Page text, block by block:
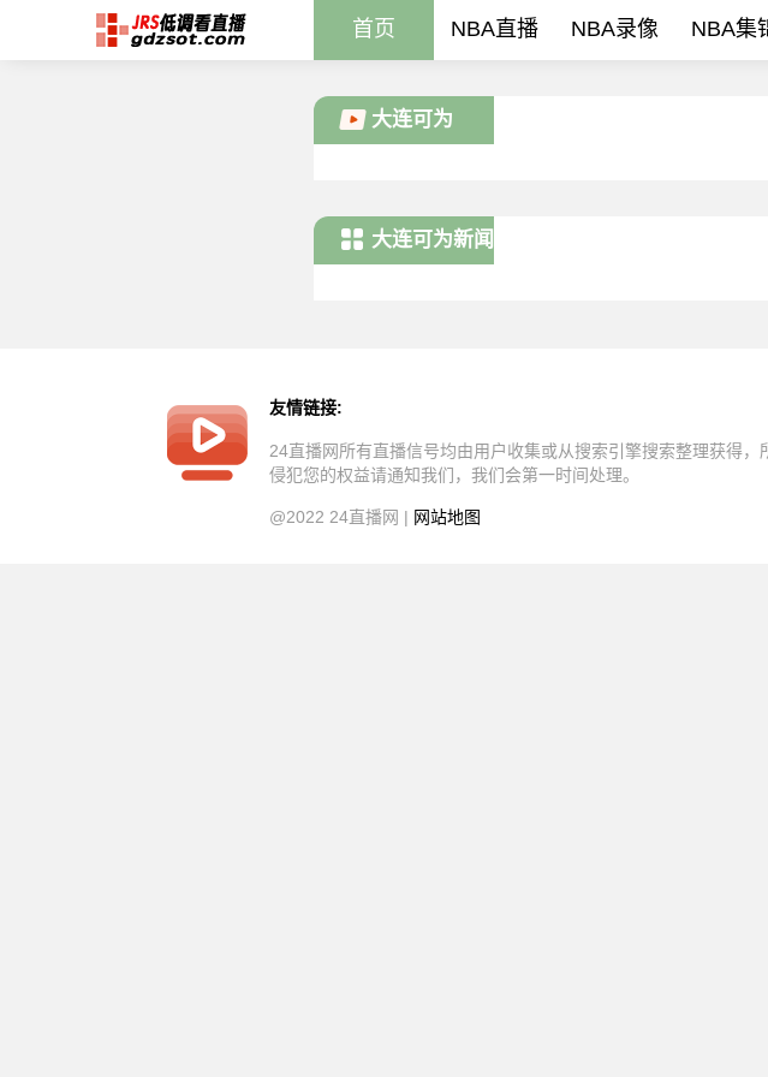
首页 NBA直播 NBA录像 NBA集
大连可为
大连可为新闻
友情链接:
24直播网所有直播信号均由用户收集或从搜索引擎搜索整理获得
侵犯您的权益请通知我们，我们会第一时间处理。
@2022 24直播网 | 网站地图